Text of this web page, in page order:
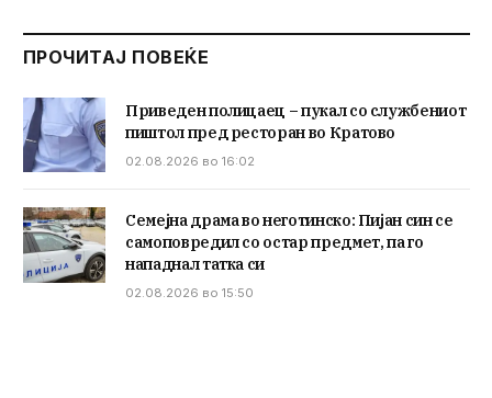
ПРОЧИТАЈ ПОВЕЌЕ
Приведен полицаец – пукал со службениот
пиштол пред ресторан во Кратово
02.08.2026 во 16:02
Семејна драма во неготинско: Пијан син се
самоповредил со остар предмет, па го
нападнал татка си
02.08.2026 во 15:50